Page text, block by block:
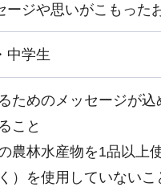
ジや思いがこもった
中学生
ためのメッセージが込
こと
農林水産物を1品以上
）を使用していないこ